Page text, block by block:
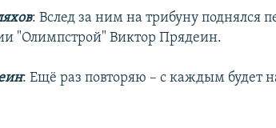
: Вслед за ним на трибуну поднялся
"Олимпстрой" Виктор Прядеин.
: Ещё раз повторяю – с каждым будет